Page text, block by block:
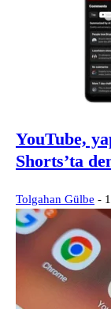
YouTube,
Shorts’ta
Tolgahan Gülbe -